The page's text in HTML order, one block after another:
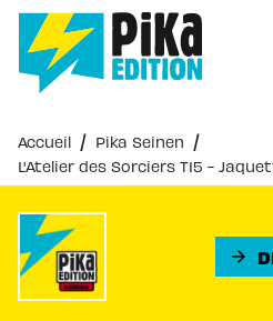
MENU RECHERCHE
PIED DE PAGE
Accueil / Pika Seinen /
L'Atelier des Sorciers T15 -
arrow_forward